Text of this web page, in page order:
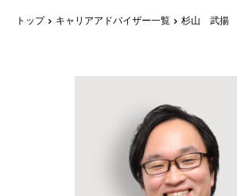
トップ キャリアアドバイザー一覧 杉山 武揚